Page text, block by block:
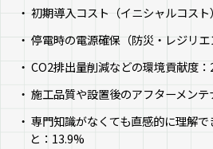
初期導入コスト（イニシャルコス
停電時の電源確保（防災・レジリ
CO2排出量削減などの環境貢献度
施工品質や設置後のアフターメン
専門知識がなくても直感的に理解
と：13.9%